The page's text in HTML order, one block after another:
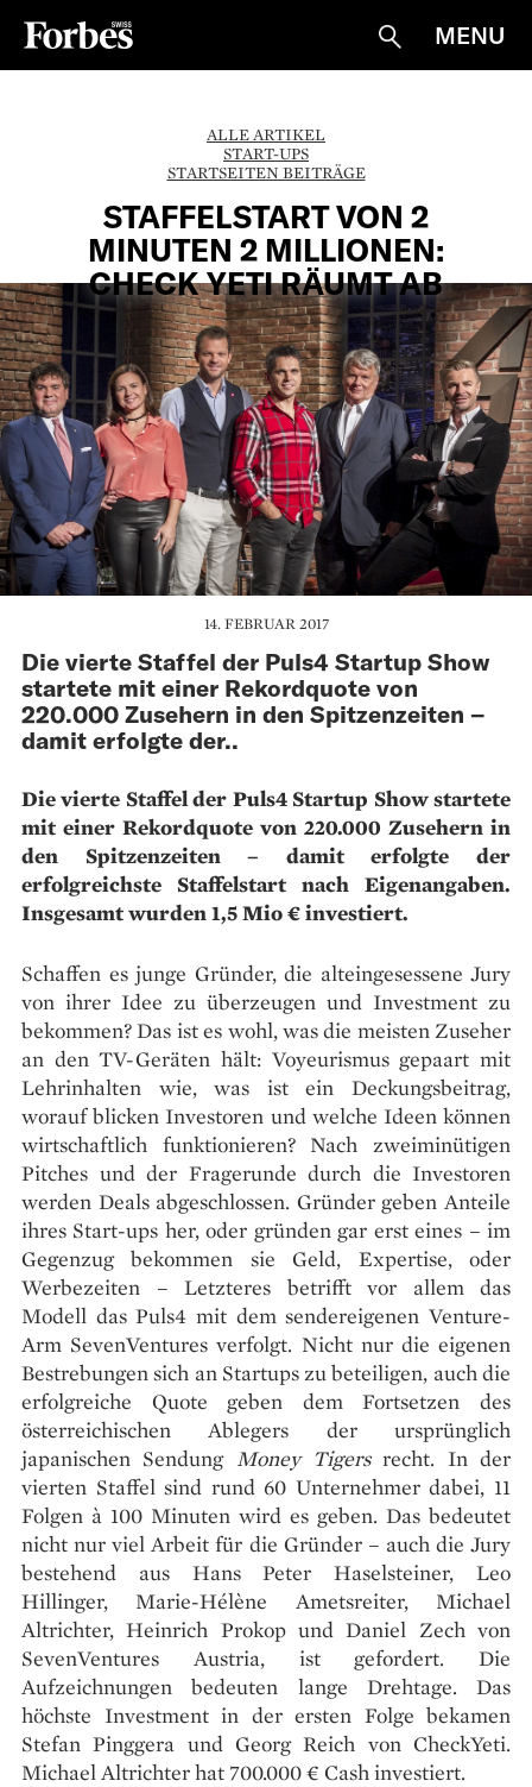
Suche
MENU
ALLE ARTIKEL
START-UPS
STARTSEITEN BEITRÄGE
STAFFELSTART VON 2
MINUTEN 2 MILLIONEN:
CHECK YETI RÄUMT AB
14. FEBRUAR 2017
Die vierte Staffel der Puls4 Startup Show
startete mit einer Rekordquote von
220.000 Zusehern in den Spitzenzeiten –
damit erfolgte der..
Die vierte Staffel der Puls4 Startup Show startete
mit einer Rekordquote von 220.000 Zusehern in
den Spitzenzeiten – damit erfolgte der
erfolgreichste Staffelstart nach Eigenangaben.
Insgesamt wurden 1,5 Mio € investiert.
Schaffen es junge Gründer, die alteingesessene Jury
von ihrer Idee zu überzeugen und Investment zu
bekommen? Das ist es wohl, was die meisten Zuseher
an den TV-Geräten hält: Voyeurismus gepaart mit
Lehrinhalten wie, was ist ein Deckungsbeitrag,
worauf blicken Investoren und welche Ideen können
wirtschaftlich funktionieren? Nach zweiminütigen
Pitches und der Fragerunde durch die Investoren
werden Deals abgeschlossen. Gründer geben Anteile
ihres Start-ups her, oder gründen gar erst eines – im
Gegenzug bekommen sie Geld, Expertise, oder
Werbezeiten – Letzteres betrifft vor allem das
Modell das Puls4 mit dem sendereigenen Venture-
Arm SevenVentures verfolgt. Nicht nur die eigenen
Bestrebungen sich an Startups zu beteiligen, auch die
erfolgreiche Quote geben dem Fortsetzen des
österreichischen Ablegers der ursprünglich
japanischen Sendung Money Tigersrecht. In der
vierten Staffel sind rund 60 Unternehmer dabei, 11
Folgen à 100 Minuten wird es geben. Das bedeutet
nicht nur viel Arbeit für die Gründer – auch die Jury
bestehend aus Hans Peter Haselsteiner, Leo
Hillinger, Marie-Hélène Ametsreiter, Michael
Altrichter, Heinrich Prokop und Daniel Zech von
SevenVentures Austria, ist gefordert. Die
Aufzeichnungen bedeuten lange Drehtage. Das
höchste Investment in der ersten Folge bekamen
Stefan Pinggera und Georg Reich von CheckYeti.
Michael Altrichter hat 700.000 € Cash investiert.